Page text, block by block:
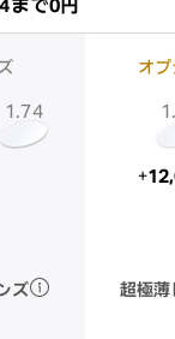
まで0円
1.74
ズ
オプ
+
超極薄